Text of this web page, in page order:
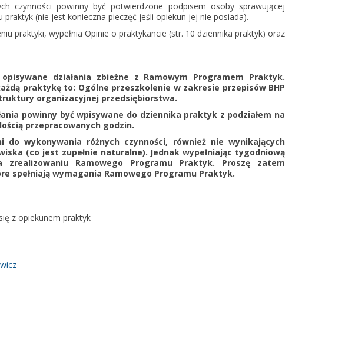
czynności powinny być potwierdzone podpisem osoby sprawującej
(nie jest konieczna pieczęć jeśli opiekun jej nie posiada).
praktyki, wypełnia Opinie o praktykancie (str. 10 dziennika praktyk) oraz
działania zbieżne z Ramowym Programem Praktyk.
praktykę to: Ogólne przeszkolenie w zakresie przepisów BHP
organizacyjnej przedsiębiorstwa.
powinny być wpisywane do dziennika praktyk z podziałem na
przepracowanych godzin.
do wykonywania różnych czynności, również nie wynikających
(co jest zupełnie naturalne). Jednak wypełniając tygodniową
Ramowego Programu Praktyk. Proszę zatem
spełniają wymagania Ramowego Programu Praktyk.
z opiekunem praktyk